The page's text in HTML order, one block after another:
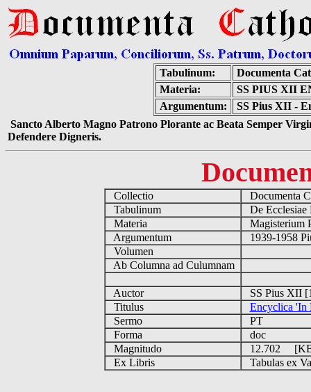
Tabulinum:
Documenta
Materia:
SS PIUS XII
Argumentum:
SS Pius XII -
Sancto Alberto Magno Patrono Plorante ac Beata Semper
Defendere Digneris.
Collectio
Documenta
Tabulinum
De
Materia
Magisterium
Argumentum
1939-1958
Volumen
Ab Columna ad Culumnam
Auctor
SS Pius XII
Titulus
Encyclica 'In
Sermo
PT
Forma
doc
Magnitudo
12.702
Ex Libris
Tabulas ex